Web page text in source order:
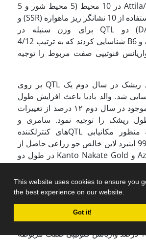
This website uses cookies to ensure you
the best experience on our website.
Got it!
Attila/Kauz × Karchia در 10 محیط (5 محیط شور و 5
محیط نرمال) با استفاده از 10 نشانگر ریز ماهواره (SSR) و
108نشانگر (DArT) دو QTL برای وزن سنبله در
کروموزومهای A2 و B6 شناسایی کردند که به ترتیب 4/12
واریانس فنوتیپی صفت مربوط را توجیه
برای صفت طول ریشک در سال دوم یک QTL بر روی
4 شناسایی شد. والد بادیا باعث افزایش طول
ریشک شد. QTL­ موجود در سال دوم ۱۲ درصد از تغییرات
ریشک را توجیه نمود. سامری و
همکاران (27) به منظور مکان­یابی QTL­های کنترل­کننده
صفات زراعی در 99 اینبرد لاین خالص جو زراعی حاصل از
تلاقی Azumamugi و Kanto Nakate Gold در طول دو
که یکی از این QTL­ها بر روی کروموزوم H3 قرار داشت
واریانس فنوتیپی صفت مربوطه را توجیه
چنانچه مبنای توصیف یک QTL به عنوان یک QTL بزرگ اثر
را توجیه بیش از 10 درصد واریانس فنوتیپی صفت مربوطه